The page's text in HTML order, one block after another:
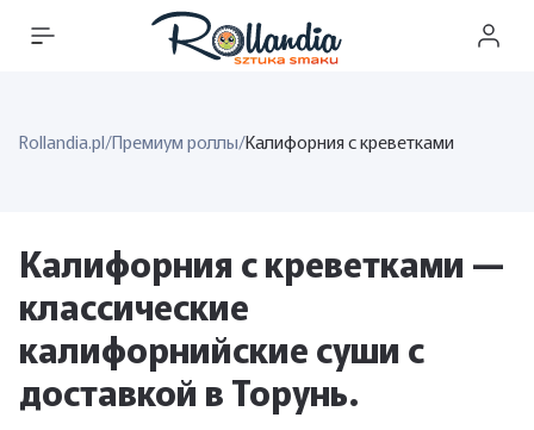
Rollandia.pl/Премиум роллы/Калифорния с креветками
Калифорния с креветками —
классические
калифорнийские суши с
доставкой в ​​Торунь.